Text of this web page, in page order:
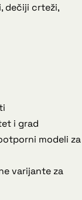
dečiji crteži,
i grad
modeli za
varijante za